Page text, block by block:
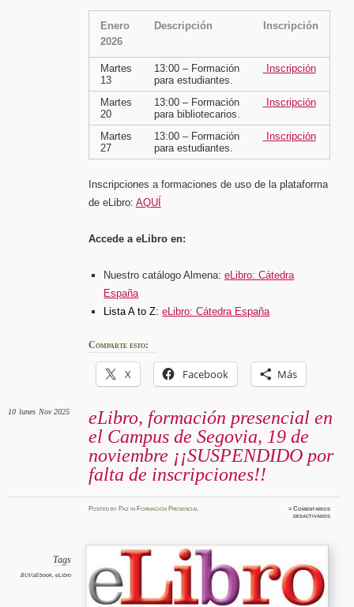
Enero
2026
Descripción Inscripción
Martes
13
13:00 – Formación
para estudiantes.
Inscripción
Martes
20
13:00 – Formación
para bibliotecarios.
Inscripción
Martes
27
13:00 – Formación
para estudiantes.
Inscripción
Inscripciones a formaciones de uso de la plataforma
de eLibro: AQUÍ
Accede a eLibro en:
Nuestro catálogo Almena:eLibro: Cátedra
España
Lista A to Z:eLibro: Cátedra España
Comparte esto:
X Facebook Más
eLibro, formación presencial en
el Campus de Segovia, 19 de
noviembre ¡¡SUSPENDIDO por
falta de inscripciones!!
10 lunes Nov 2025
Postedby Paz in Formación Presencial ≈Comentarios
desactivadosen
Tags
BUVaEbook, eLibro